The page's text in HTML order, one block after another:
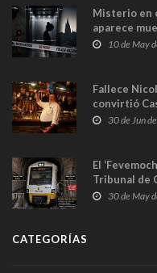
Misterio en
aparece
y las10 de May
Fallece
convirtió
en Madrid
30 de Jun
El
Tribunal de
sobrecoste
30 de May
CATEGORÍAS